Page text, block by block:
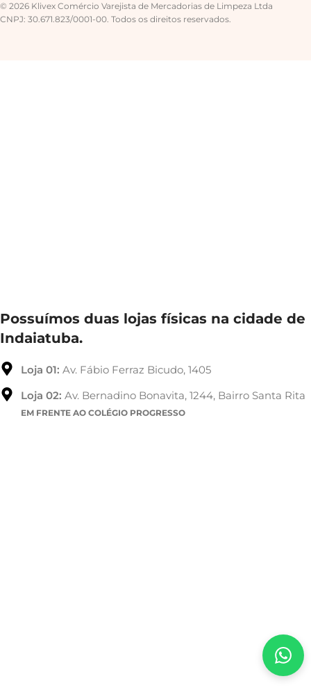
© 2026 Klivex Comércio Varejista de Mercadorias de Limpeza Ltda
CNPJ: 30.671.823/0001-00. Todos os direitos reservados.
Possuímos duas lojas físicas na cidade de
Indaiatuba.
Loja 01: Av. Fábio Ferraz Bicudo, 1405
Loja 02: Av. Bernadino Bonavita, 1244, Bairro Santa Rita
EM FRENTE AO COLÉGIO PROGRESSO